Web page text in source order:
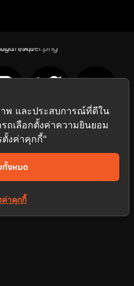
าพ และประสบการณ์ที่ดีใน
ถเลือกตั้งค่าความยินยอม
ตั้งค่าคุกกี้"
งหมด
ค่าคุกกี้